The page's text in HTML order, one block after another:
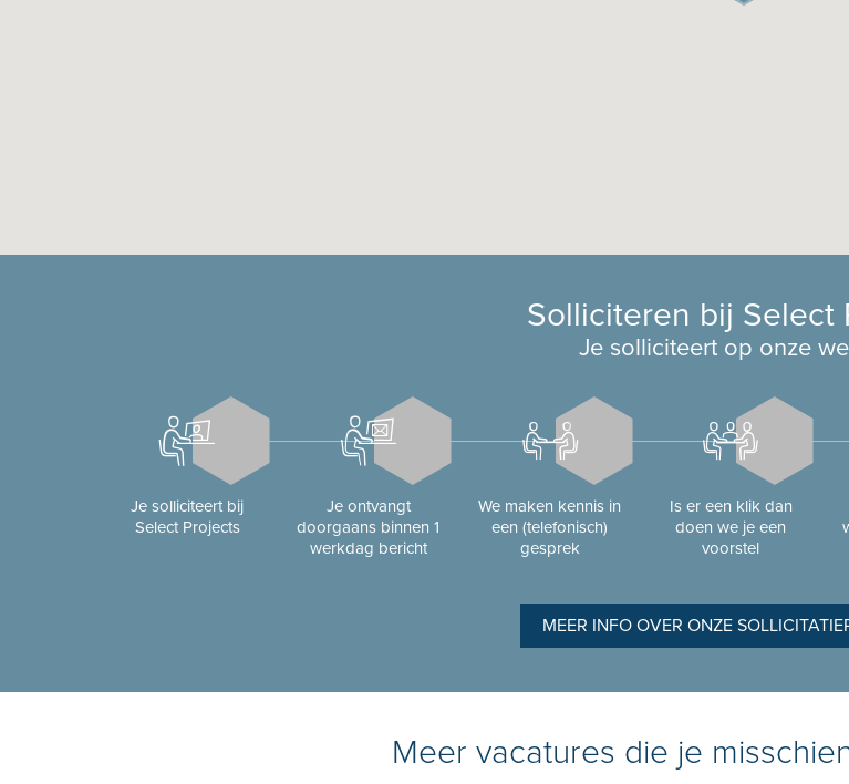
Solliciteren bij Select
Je solliciteert op onze
Je solliciteert bij
Select Projects
Je ontvangt
doorgaans binnen 1
werkdag bericht
We maken kennis in
een (telefonisch)
gesprek
Is er een klik dan
doen we je een
voorstel
MEER INFO OVER ONZE
Meer vacatures die je